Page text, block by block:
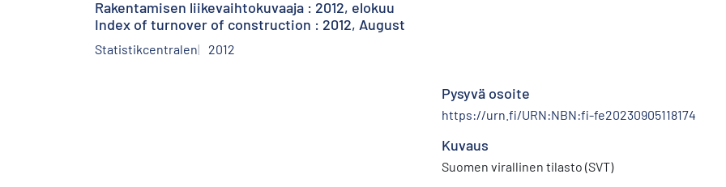
Rakentamisen liikevaihtokuvaaja : 2012, elokuu
Index of turnover of construction : 2012, August
Statistikcentralen 2012
Pysyvä osoite
https://urn.fi/URN:NBN:fi-fe20230905118174
Kuvaus
Suomen virallinen tilasto (SVT)